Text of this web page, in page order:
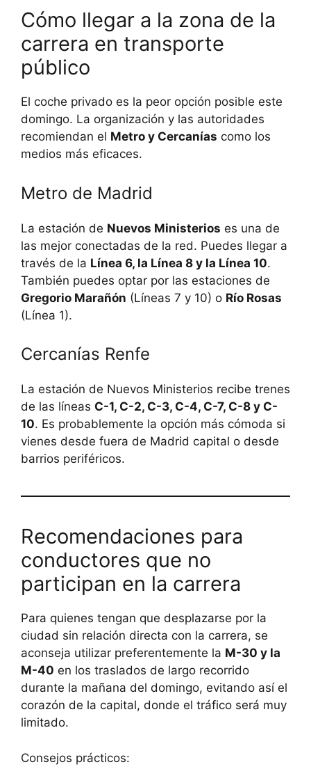
Cómo llegar a la zona de la
carrera en transporte
público
El coche privado es la peor opción posible este
domingo. La organización y las autoridades
recomiendan el Metro y Cercanías como los
medios más eficaces.
Metro de Madrid
La estación de Nuevos Ministerios es una de
las mejor conectadas de la red. Puedes llegar a
través de la Línea 6, la Línea 8 y la Línea 10.
También puedes optar por las estaciones de
Gregorio Marañón (Líneas 7 y 10) o Río Rosas
(Línea 1).
Cercanías Renfe
La estación de Nuevos Ministerios recibe trenes
de las líneas C-1, C-2, C-3, C-4, C-7, C-8 y C-
10. Es probablemente la opción más cómoda si
vienes desde fuera de Madrid capital o desde
barrios periféricos.
Recomendaciones para
conductores que no
participan en la carrera
Para quienes tengan que desplazarse por la
ciudad sin relación directa con la carrera, se
aconseja utilizar preferentemente la M-30 y la
M-40 en los traslados de largo recorrido
durante la mañana del domingo, evitando así el
corazón de la capital, donde el tráfico será muy
limitado.
Consejos prácticos: